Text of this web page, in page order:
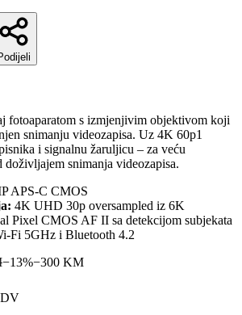
fotoaparatom s izmjenjivim objektivom koji
snimanju videozapisa. Uz 4K 60p1
i signalnu žaruljicu – za veću
snimanja videozapisa.
APS-C CMOS
4K UHD 30p oversampled iz 6K
Pixel CMOS AF II sa detekcijom subjekata
Fi 5GHz i Bluetooth 4.2
−13%−300KM